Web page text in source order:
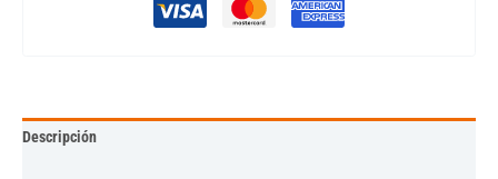
Descripción